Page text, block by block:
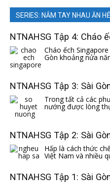
SERIES: NẮM TAY NHAU ĂN
NTNAHSG Tập 4: Cháo
Cháo ếch
Gòn khoảng nửa
NTNAHSG Tập 3: Sài
Trong tất cả các
nướng được lòng
NTNAHSG Tập 2: Sài
Hấp là cách thức
Việt Nam và nhiều
NTNAHSG Tập 1: Sài